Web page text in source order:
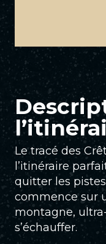
Le tracé des
l’itinéraire
quitter les
commence sur
montagne,
s’échauffer.